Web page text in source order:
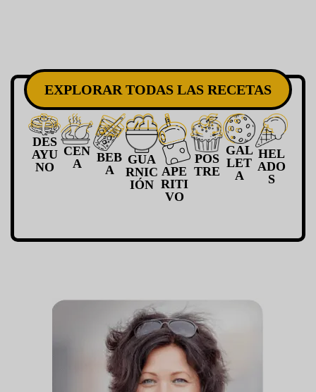
EXPLORAR TODAS LAS RECETAS
DES
AYU
NO
CEN
A
BEB
A
GUA
RNIC
IÓN
APE
RITI
VO
POS
TRE
GAL
LET
A
HEL
ADO
S